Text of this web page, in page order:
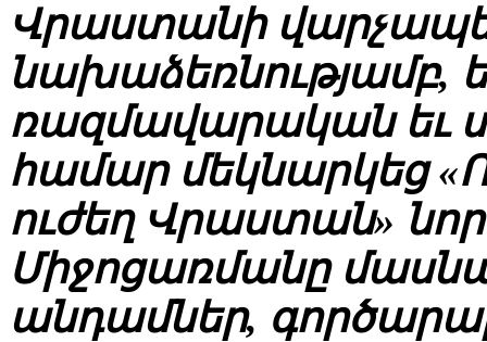
Վրաստանի
նախաձեռնությամբ,
ռազմավարական եւ
համար մեկնարկեց
ուժեղ Վրաստան»
Միջոցառմանը
անդամներ,